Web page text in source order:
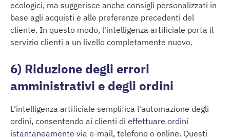
ecologici, ma suggerisce anche consigli personalizzati in
base agli acquisti e alle preferenze precedenti del
cliente. In questo modo, l'intelligenza artificiale porta il
servizio clienti a un livello completamente nuovo.
6) Riduzione degli errori
amministrativi e degli ordini
L'intelligenza artificiale semplifica l'automazione degli
ordini, consentendo ai clienti di effettuare ordini
istantaneamente via e-mail, telefono o online. Questi